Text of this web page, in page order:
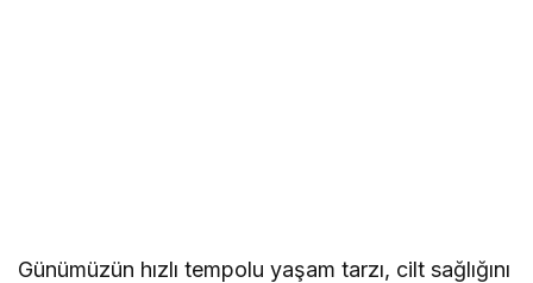
Günümüzün hızlı tempolu yaşam tarzı, cilt sağlığını